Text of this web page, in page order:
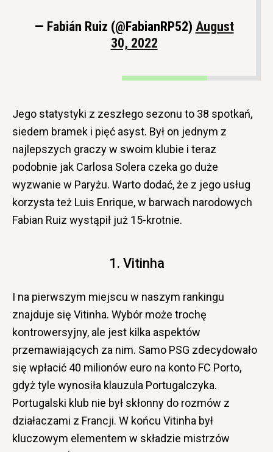
— Fabián Ruiz (@FabianRP52) August
30, 2022
Jego statystyki z zeszłego sezonu to 38 spotkań,
siedem bramek i pięć asyst. Był on jednym z
najlepszych graczy w swoim klubie i teraz
podobnie jak Carlosa Solera czeka go duże
wyzwanie w Paryżu. Warto dodać, że z jego usług
korzysta też Luis Enrique, w barwach narodowych
Fabian Ruiz wystąpił już 15-krotnie.
1. Vitinha
I na pierwszym miejscu w naszym rankingu
znajduje się Vitinha. Wybór może trochę
kontrowersyjny, ale jest kilka aspektów
przemawiających za nim. Samo PSG zdecydowało
się wpłacić 40 milionów euro na konto FC Porto,
gdyż tyle wynosiła klauzula Portugalczyka.
Portugalski klub nie był skłonny do rozmów z
działaczami z Francji. W końcu Vitinha był
kluczowym elementem w składzie mistrzów